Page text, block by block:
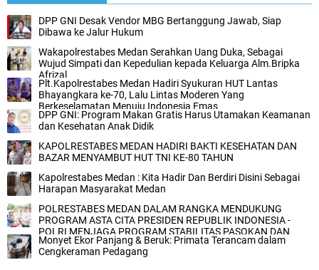
DPP GNI Desak Vendor MBG Bertanggung Jawab, Siap
Dibawa ke Jalur Hukum
Wakapolrestabes Medan Serahkan Uang Duka, Sebagai
Wujud Simpati dan Kepedulian kepada Keluarga Alm.Bripka
Afrizal
‎Plt.Kapolrestabes Medan Hadiri Syukuran HUT Lantas
Bhayangkara ke-70, Lalu Lintas Moderen Yang
Berkeselamatan Menuju Indonesia Emas‎
DPP GNI: Program Makan Gratis Harus Utamakan Keamanan
dan Kesehatan Anak Didik
‎KAPOLRESTABES MEDAN HADIRI BAKTI KESEHATAN DAN
BAZAR MENYAMBUT HUT TNI KE-80 TAHUN‎
Kapolrestabes Medan : Kita Hadir Dan Berdiri Disini Sebagai
Harapan Masyarakat Medan
POLRESTABES MEDAN DALAM RANGKA MENDUKUNG
PROGRAM ASTA CITA PRESIDEN REPUBLIK INDONESIA -
POLRI MENJAGA PROGRAM STABILITAS PASOKAN DAN
HARGA PANGAN
Monyet Ekor Panjang & Beruk: Primata Terancam dalam
Cengkeraman Pedagang